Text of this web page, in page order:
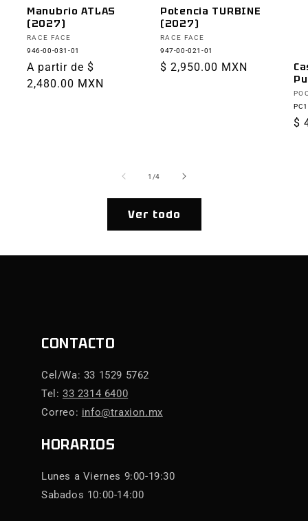
Manubrio ATLAS
(2027)
Proveedor:
RACE FACE
946-00-031-01
Precio
habitual
A partir de $
2,480.00 MXN
Potencia TURBINE
(2027)
Proveedor:
RACE FACE
947-00-021-01
Precio
$ 2,950.00 MXN
$
1 /de
4
Ver todo
CONTACTO
Cel/Wa: 33 1529 5762
Tel:33 2314 6400
Correo: info@traxion.mx
HORARIOS
Lunes a Viernes 9:00-19:30
Sabados 10:00-14:00